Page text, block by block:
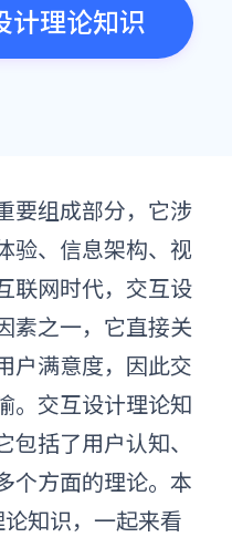
计理论知识
要组成部分，它涉
验、信息架构、视
联网时代，交互设
素之一，它直接关
户满意度，因此交
。交互设计理论知
括了用户认知、
个方面的理论。本
知识，一起来看